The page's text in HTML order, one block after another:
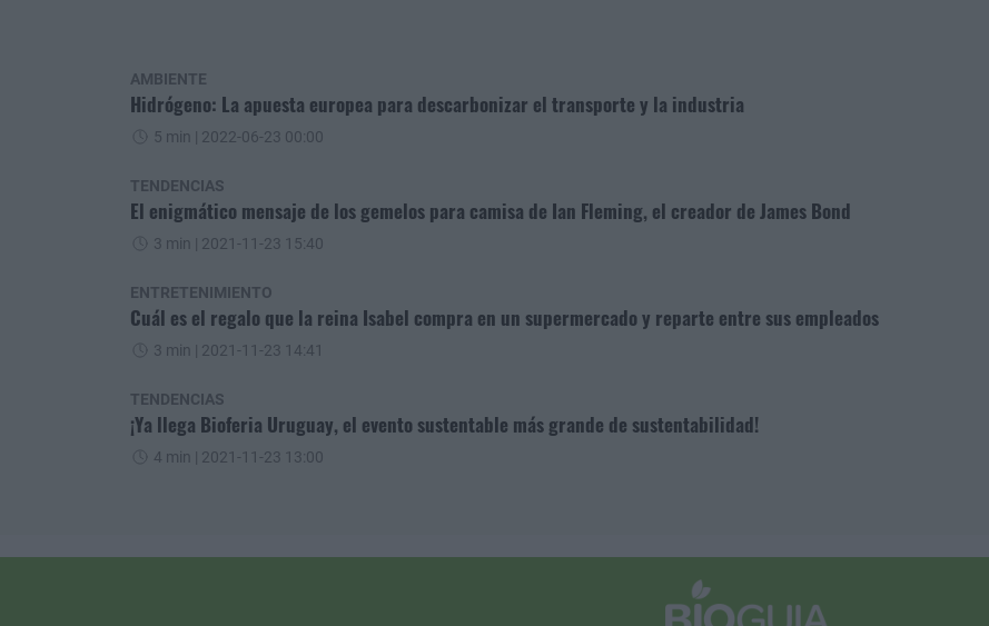
AMBIENTE
Hidrógeno: La apuesta europea para descarbonizar el transporte y la industria
5 min | 2022-06-23 00:00
TENDENCIAS
El enigmático mensaje de los gemelos para camisa de Ian Fleming, el creador de James Bond
3 min | 2021-11-23 15:40
ENTRETENIMIENTO
Cuál es el regalo que la reina Isabel compra en un supermercado y reparte entre sus empleados
3 min | 2021-11-23 14:41
TENDENCIAS
¡Ya llega Bioferia Uruguay, el evento sustentable más grande de sustentabilidad!
4 min | 2021-11-23 13:00